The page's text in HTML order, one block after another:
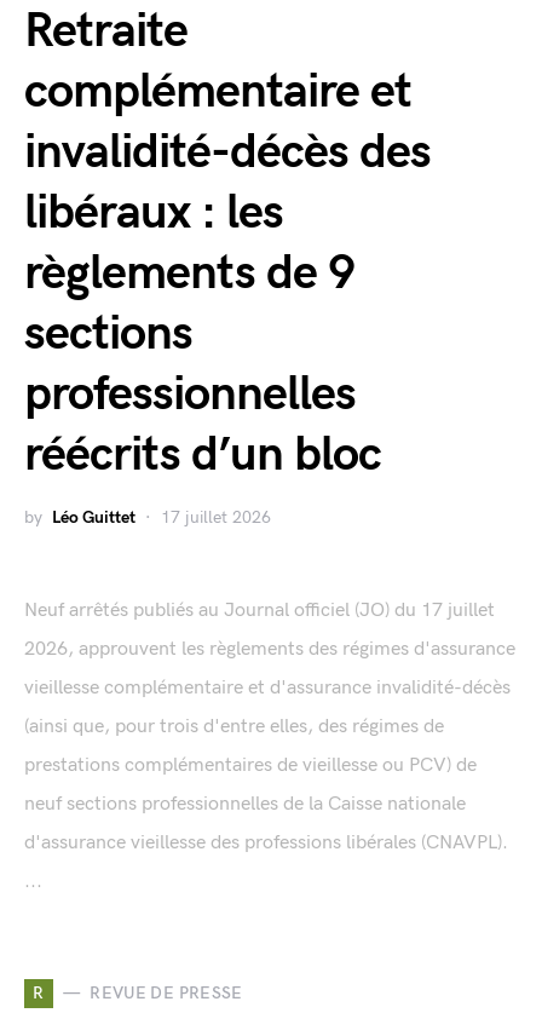
Retraite
complémentaire et
invalidité-décès des
libéraux : les
règlements de 9
sections
professionnelles
réécrits d’un bloc
by Léo Guittet 17 juillet 2026
Neuf arrêtés publiés au Journal officiel (JO) du 17 juillet
2026, approuvent les règlements des régimes d'assurance
vieillesse complémentaire et d'assurance invalidité-décès
(ainsi que, pour trois d'entre elles, des régimes de
prestations complémentaires de vieillesse ou PCV) de
neuf sections professionnelles de la Caisse nationale
d'assurance vieillesse des professions libérales (CNAVPL).
...
R REVUE DE PRESSE